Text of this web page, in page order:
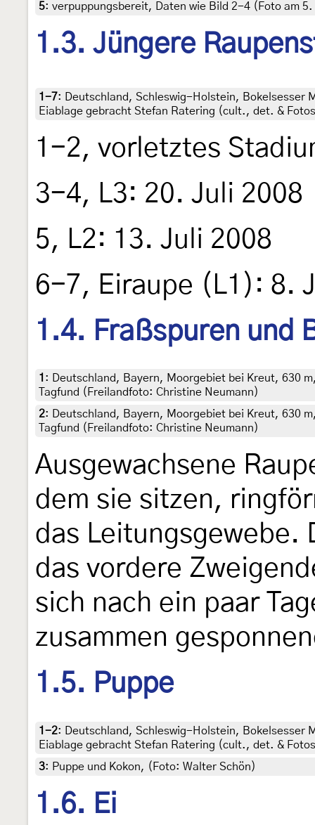
5: verpuppungsbereit, Daten wie Bild 2-4 (Foto am
1.3. Jüngere
1-7:
Deutschland, Schleswig-Holstein, Bokelsesser
Eiablage gebracht Stefan Ratering (cult., det. &
1-2, vorletztes
3-4, L3: 20. Juli 2008
5, L2: 13. Juli 2008
6-7, Eiraupe (L1): 8.
1.4. Fraßspuren und
1 : Deutschland, Bayern, Moorgebiet bei Kreut, 630
Tagfund (Freilandfoto: Christine Neumann)
2: Deutschland, Bayern, Moorgebiet bei Kreut, 630
Tagfund (Freilandfoto: Christine Neumann)
Ausgewachsene
dem sie sitzen,
das Leitungsgewebe.
das vordere
sich nach ein paar
zusammen
1.5. Puppe
1-2:
Deutschland, Schleswig-Holstein, Bokelsesser
Eiablage gebracht Stefan Ratering (cult., det. &
3: Puppe und Kokon, (Foto: Walter Schön)
1.6. Ei